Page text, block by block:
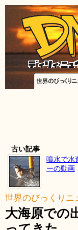
古い記事
噴水で水
ーの動画
世界のびっくりニ
大海原での